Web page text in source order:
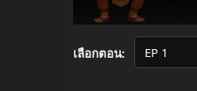
เลือกตอน: